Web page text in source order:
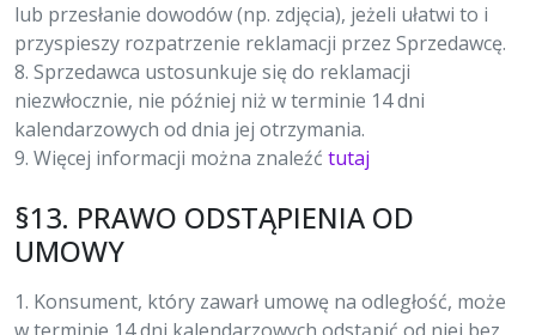
lub przesłanie dowodów (np. zdjęcia), jeżeli ułatwi to i
przyspieszy rozpatrzenie reklamacji przez Sprzedawcę.
8. Sprzedawca ustosunkuje się do reklamacji
niezwłocznie, nie później niż w terminie 14 dni
kalendarzowych od dnia jej otrzymania.
9. Więcej informacji można znaleźć tutaj
§13. PRAWO ODSTĄPIENIA OD
UMOWY
1. Konsument, który zawarł umowę na odległość, może